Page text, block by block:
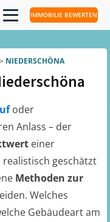
IMMOBILIE BEWERTEN
> NIEDERSCHÖNA
oder
Anlass – der
einer
realistisch geschätzt
Methoden zur
Welches
Gebäudeart am